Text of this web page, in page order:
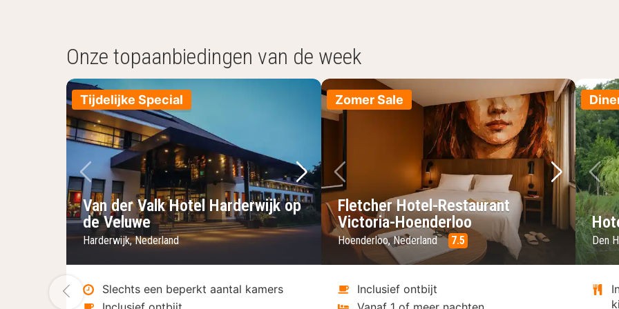
Onze topaanbiedingen van de week
Tijdelijke Special
Vorige foto
Volgende foto
Van der Valk Hotel Harderwijk op
de Veluwe
Harderwijk, Nederland
Slechts een beperkt aantal kamers
Zomer Sale
Vorige foto
Volgende
Fletcher Hotel-Restaurant
Victoria-Hoenderloo
Hoenderloo, Nederland 7.5
Inclusief ontbijt
Den
Vorige foto